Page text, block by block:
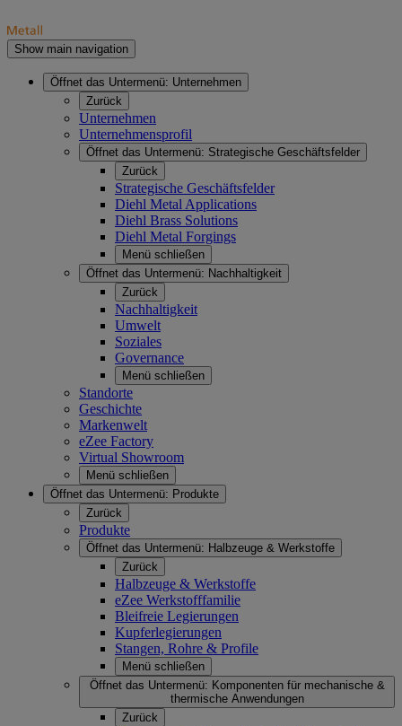
Show main navigation
Öffnet das Untermenü: Unternehmen
Zurück
Unternehmen
Unternehmensprofil
Öffnet das Untermenü: Strategische Geschäftsfelder
Zurück
Strategische Geschäftsfelder
Diehl Metal Applications
Diehl Brass Solutions
Diehl Metal Forgings
Menü schließen
Öffnet das Untermenü: Nachhaltigkeit
Zurück
Nachhaltigkeit
Umwelt
Soziales
Governance
Menü schließen
Standorte
Geschichte
Markenwelt
eZee Factory
Virtual Showroom
Menü schließen
Öffnet das Untermenü: Produkte
Zurück
Produkte
Öffnet das Untermenü: Halbzeuge & Werkstoffe
Zurück
Halbzeuge & Werkstoffe
eZee Werkstofffamilie
Bleifreie Legierungen
Kupferlegierungen
Stangen, Rohre & Profile
Menü schließen
Öffnet das Untermenü: Komponenten für mechanische &
thermische Anwendungen
Zurück